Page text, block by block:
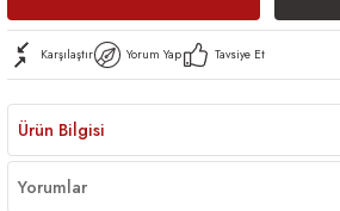
Karşılaştır Yorum Yap Tavsiye Et
Ürün Bilgisi
Yorumlar